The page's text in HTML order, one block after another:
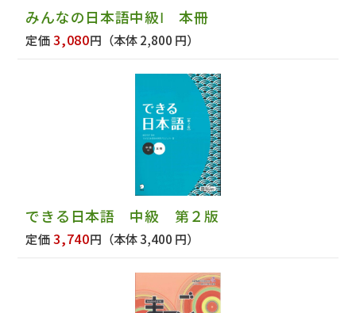
みんなの日本語中級Ⅰ 本冊
定価3,080円 （本体 2,800 円）
できる日本語 中級 第２版
定価3,740円 （本体 3,400 円）